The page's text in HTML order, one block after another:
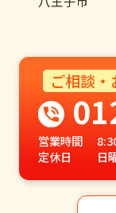
ご相談
営業時間
定休日
日